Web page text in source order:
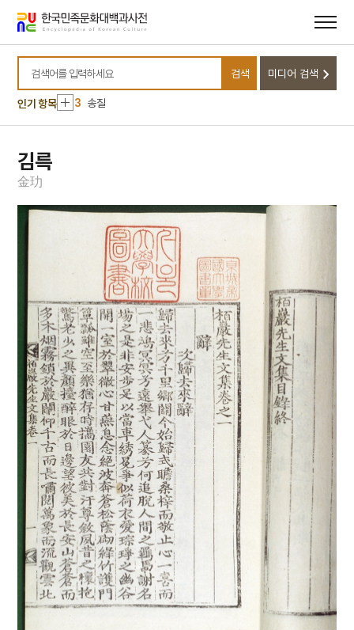
바로가기
바로가기
검색어를 입력하세요
검색 미디어 검색
인기 항목
10 여운형 암살사건
1 손곡산인전
2 금성대군
3 송질
4 방위 산업
여린히읗
여운형 암살사건
손곡산인전
2 금성대군
3
송질
4 방위 산업
5 산림법
6 세조
7 세종
8 송진우
9 여린히읗
10 여운형 암살사건
김륵
金玏